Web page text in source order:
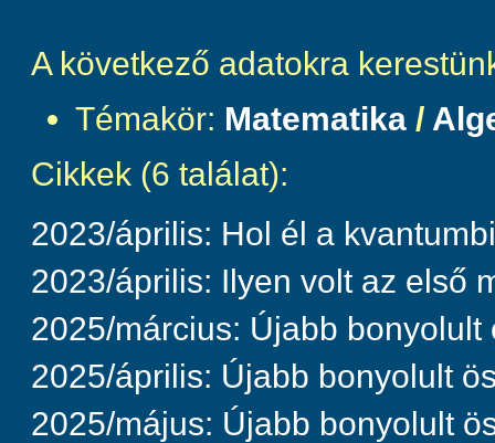
A következő adatokra
Témakör: Matematika /
Cikkek (6 találat):
2023/április: Hol él a
2023/április: Ilyen volt az első
2025/március: Újabb
2025/április: Újabb bonyolult
2025/május: Újabb bonyolult